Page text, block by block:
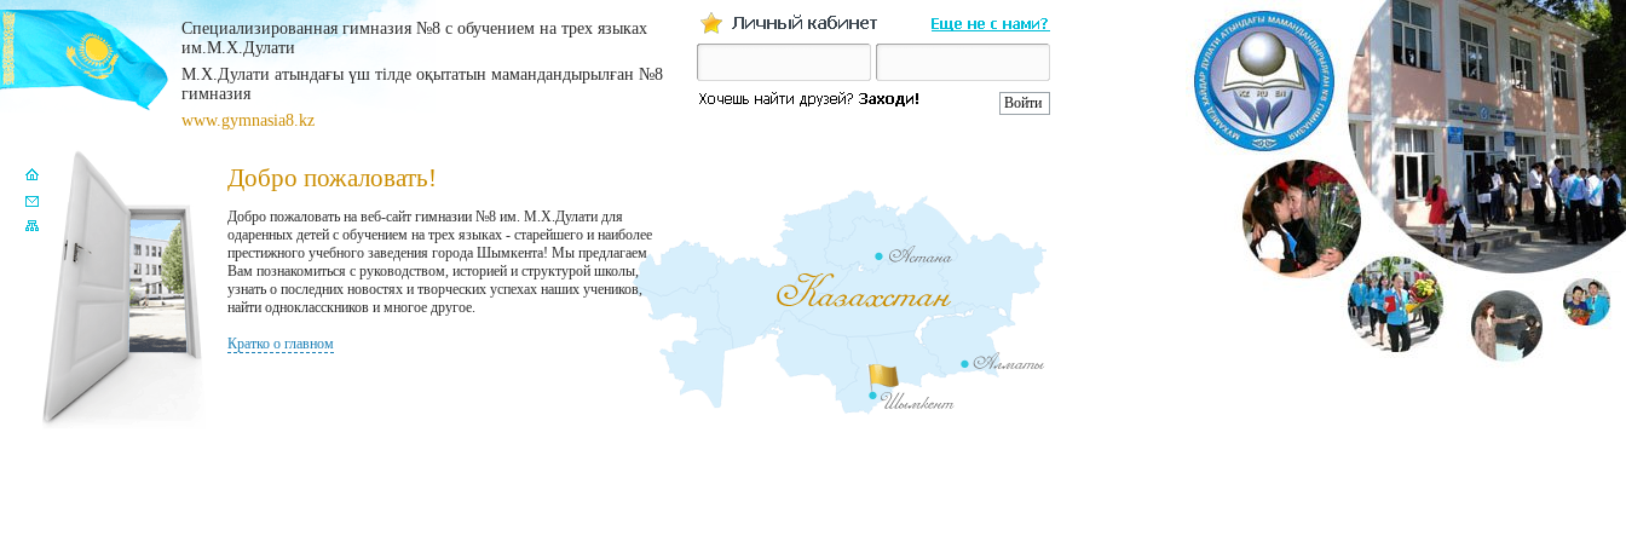
Специализированная гимназия №8 с обучением на трех языках
им.М.Х.Дулати
М.Х.Дулати атындағы үш тілде оқытатын мамандандырылған №8
гимназия
www.gymnasia8.kz
Добро пожаловать!
Добро пожаловать на веб-сайт гимназии №8 им. М.Х.Дулати для
одаренных детей с обучением на трех языках - старейшего и наиболее
престижного учебного заведения города Шымкента! Мы предлагаем
Вам познакомиться с руководством, историей и структурой школы,
узнать о последних новостях и творческих успехах наших учеников,
найти однокласскников и многое другое.
Кратко о главном